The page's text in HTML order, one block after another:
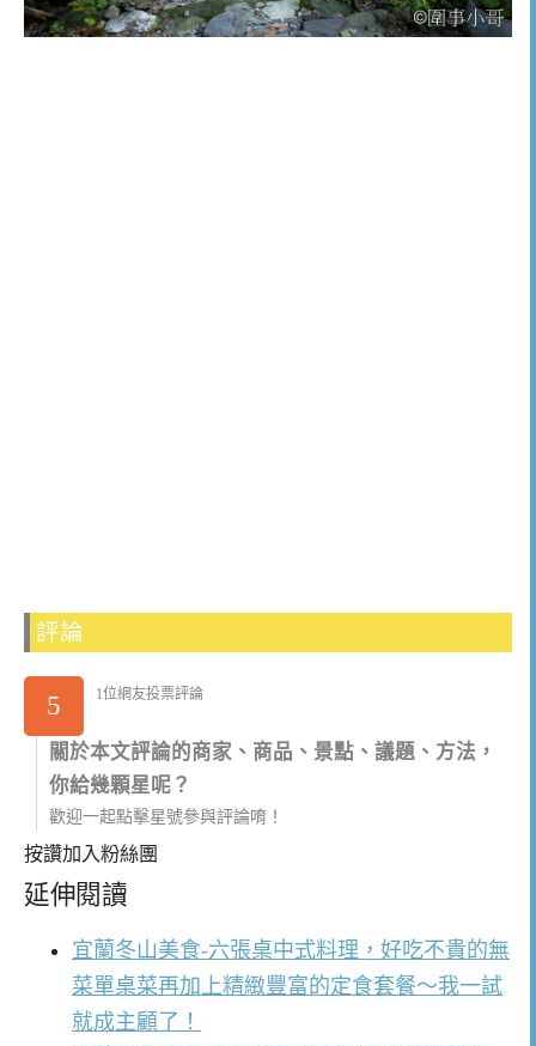
評論
5 1位網友投票評論
關於本文評論的商家、商品、景點、議題、方法，
你給幾顆星呢？
歡迎一起點擊星號參與評論唷！
按讚加入粉絲團
延伸閱讀
宜蘭冬山美食-六張桌中式料理，好吃不貴的無
菜單桌菜再加上精緻豐富的定食套餐～我一試
就成主顧了！